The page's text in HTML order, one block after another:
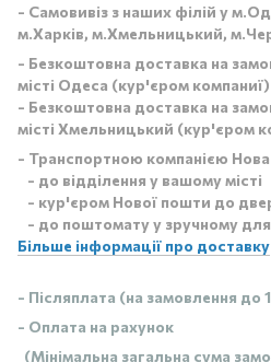
- Самовивіз з наших філій у
м.Харків, м.Хмельницький,
- Безкоштовна доставка на
місті Одеса (кур'єром компаниї)
- Безкоштовна доставка на
місті Хмельницький (кур'єром
- Транспортною компанією Нова
- до відділення у вашому місті
- кур'єром Нової пошти до
- до поштомату у зручному для
Більше інформації про доставку
- Післяплата (на замовлення до
- Оплата на рахунок
(Мінімальна загальна сума